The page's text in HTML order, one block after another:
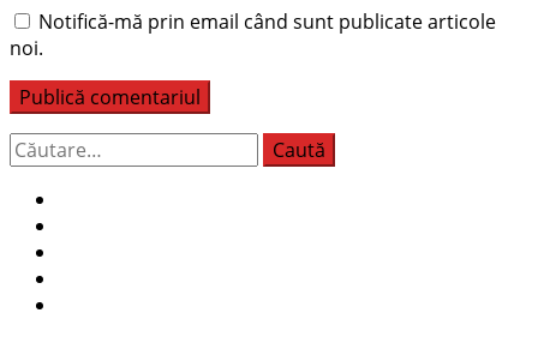
Notifică-mă prin email când sunt publicate articole
noi.
Caută
după: